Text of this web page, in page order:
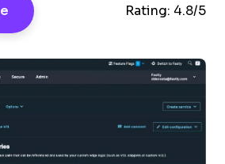
Rating: 4.8/5